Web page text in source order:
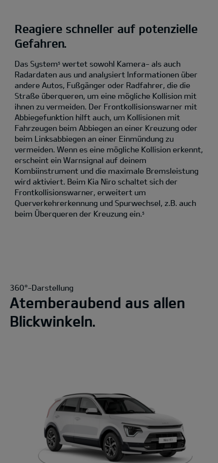
Reagiere schneller auf potenzielle
Gefahren.
Das System5 wertet sowohl Kamera- als auch
Radardaten aus und analysiert Informationen über
andere Autos, Fußgänger oder Radfahrer, die die
Straße überqueren, um eine mögliche Kollision mit
ihnen zu vermeiden. Der Frontkollisionswarner mit
Abbiegefunktion hilft auch, um Kollisionen mit
Fahrzeugen beim Abbiegen an einer Kreuzung oder
beim Linksabbiegen an einer Einmündung zu
vermeiden. Wenn es eine mögliche Kollision erkennt,
erscheint ein Warnsignal auf deinem
Kombiinstrument und die maximale Bremsleistung
wird aktiviert. Beim Kia Niro schaltet sich der
Frontkollisionswarner, erweitert um
Querverkehrerkennung und Spurwechsel, z.B. auch
beim Überqueren der Kreuzung ein.5
360°-Darstellung
Atemberaubend aus allen
Blickwinkeln.